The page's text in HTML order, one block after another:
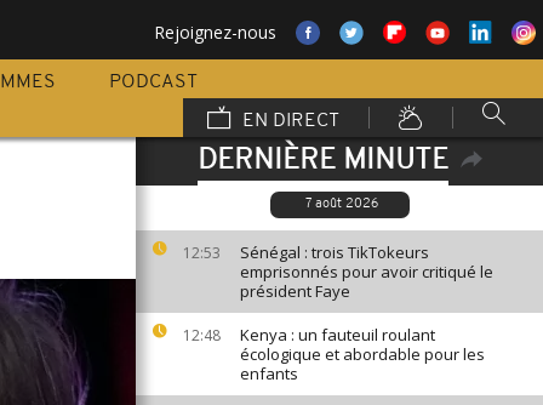
Rejoignez-nous
PODCAST
EN DIRECT
DERNIÈRE MINUTE
7 août 2026
12:53
Sénégal : trois TikTokeurs
emprisonnés pour avoir critiqué le
président Faye
12:48
Kenya : un fauteuil roulant
écologique et abordable pour les
enfants